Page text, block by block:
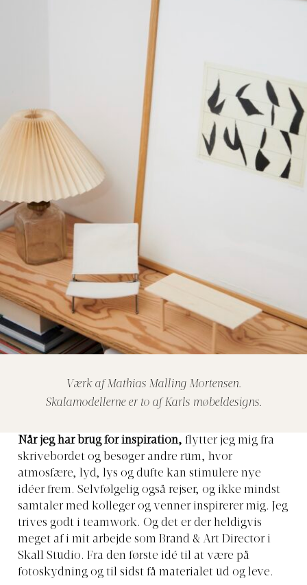
Værk af Mathias Malling Mortensen.
Skalamodellerne er to af Karls møbeldesigns.
Når jeg har brug for inspiration, flytter jeg mig fra
skrivebordet og besøger andre rum, hvor
atmosfære, lyd, lys og dufte kan stimulere nye
idéer frem. Selvfølgelig også rejser, og ikke mindst
samtaler med kolleger og venner inspirerer mig. Jeg
trives godt i teamwork. Og det er der heldigvis
meget af i mit arbejde som Brand & Art Director i
Skall Studio. Fra den første idé til at være på
fotoskydning og til sidst få materialet ud og leve.